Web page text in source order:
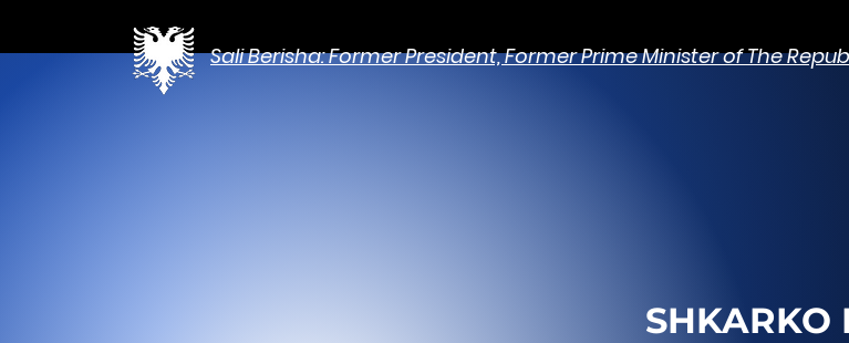
Sali Berisha: Former President, Former Prime Minister of The
SHKARKO